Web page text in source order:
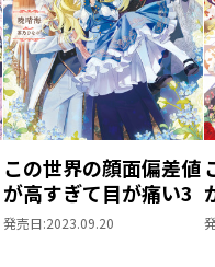
この世界の顔面偏差値
が高すぎて目が痛い3
発売日:2023.09.20